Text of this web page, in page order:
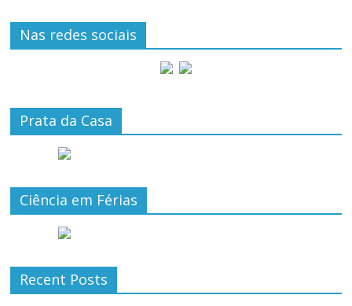
Nas redes sociais
Prata da Casa
Ciência em Férias
Recent Posts